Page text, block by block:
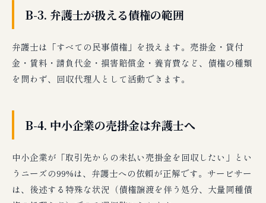
B-3. 弁護士が扱える債権の範囲
弁護士は「すべての民事債権」を扱えます。売掛金・貸付
金・賃料・請負代金・損害賠償金・養育費など、債権の種類
を問わず、回収代理人として活動できます。
B-4. 中小企業の売掛金は弁護士へ
中小企業が「取引先からの未払い売掛金を回収したい」とい
うニーズの99%は、弁護士への依頼が正解です。サービサー
は、後述する特殊な状況（債権譲渡を伴う処分、大量同種債